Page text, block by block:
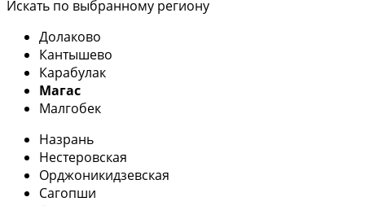
Искать по выбранному региону
Долаково
Кантышево
Карабулак
Магас
Малгобек
Назрань
Нестеровская
Орджоникидзевская
Сагопши